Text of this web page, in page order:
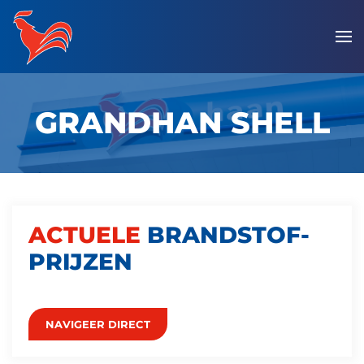
Overslaan
en
naar
inhoud
gaan
GRANDHAN SHELL
ACTUELE BRANDSTOF­
PRIJZEN
NAVIGEER DIRECT